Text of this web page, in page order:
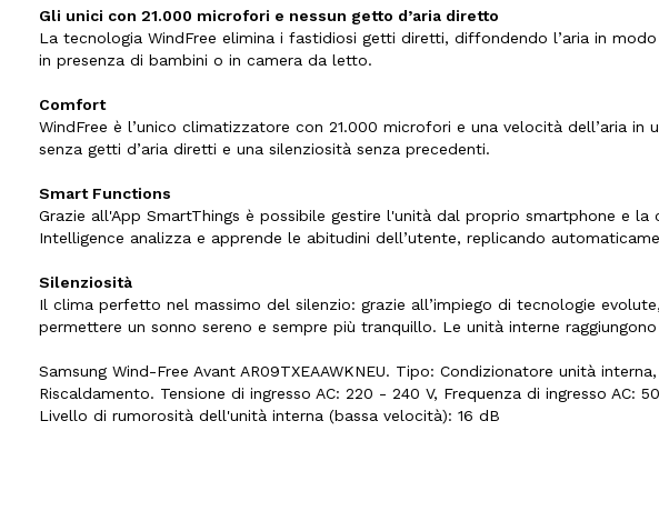
Gli unici con 21.000 microfori e nessun getto d’aria diretto
La tecnologia WindFree elimina i fastidiosi getti diretti, diffondendo l’aria in
in presenza di bambini o in camera da letto.
Comfort
WindFree è l’unico climatizzatore con 21.000 microfori e una velocità dell’aria
senza getti d’aria diretti e una silenziosità senza precedenti.
Smart Functions
Grazie all'App SmartThings è possibile gestire l'unità dal proprio smartphone e
Intelligence analizza e apprende le abitudini dell’utente, replicando
Silenziosità
Il clima perfetto nel massimo del silenzio: grazie all’impiego di tecnologie
permettere un sonno sereno e sempre più tranquillo. Le unità interne
Samsung Wind-Free Avant AR09TXEAAWKNEU. Tipo: Condizionatore unità
Riscaldamento. Tensione di ingresso AC: 220 - 240 V, Frequenza di ingresso
Livello di rumorosità dell'unità interna (bassa velocità): 16 dB